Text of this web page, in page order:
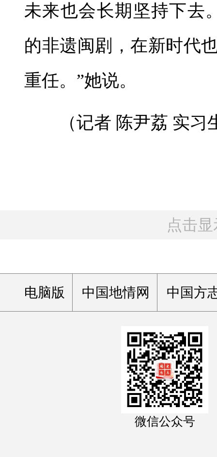
未来也会长期坚持下去
的非遗闽剧，在新时代
重任。”她说。
（记者 陈尹荔 实习
点击
电脑版 中国地情网 中国方
微信公众号